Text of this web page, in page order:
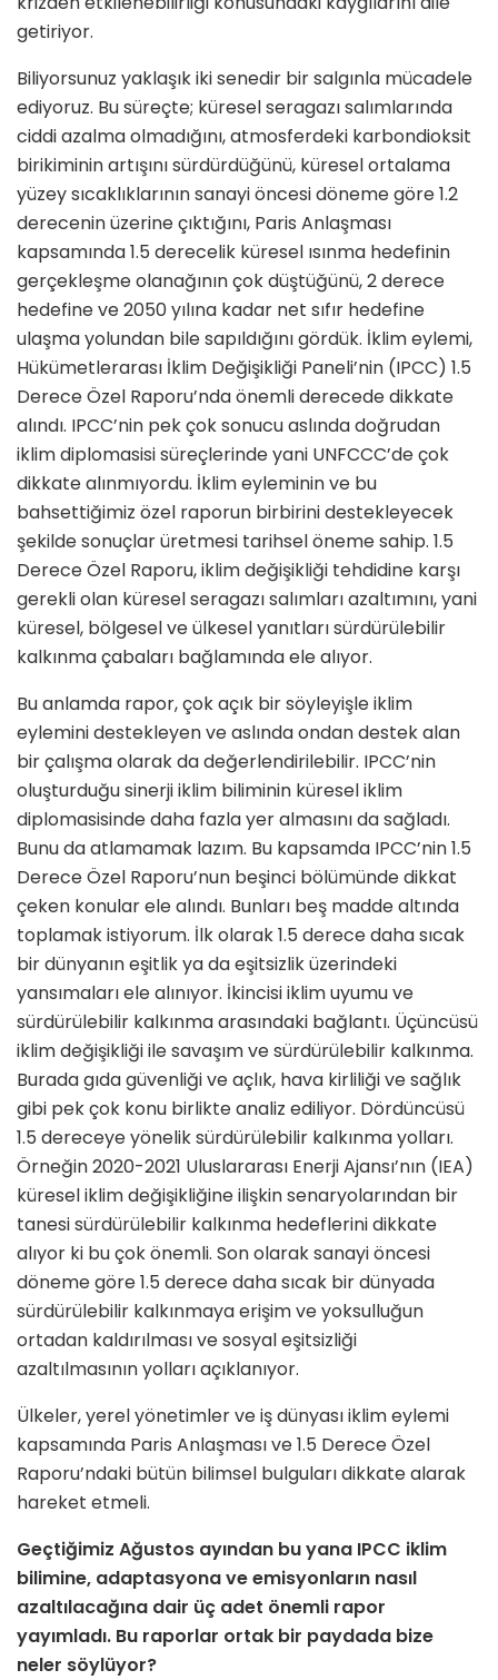
getiriyor.
Biliyorsunuz yaklaşık iki senedir bir salgınla mücadele
ediyoruz. Bu süreçte; küresel seragazı salımlarında
ciddi azalma olmadığını, atmosferdeki karbondioksit
birikiminin artışını sürdürdüğünü, küresel ortalama
yüzey sıcaklıklarının sanayi öncesi döneme göre 1.2
derecenin üzerine çıktığını, Paris Anlaşması
kapsamında 1.5 derecelik küresel ısınma hedefinin
gerçekleşme olanağının çok düştüğünü, 2 derece
hedefine ve 2050 yılına kadar net sıfır hedefine
ulaşma yolundan bile sapıldığını gördük. İklim eylemi,
Hükümetlerarası İklim Değişikliği Paneli’nin (IPCC) 1.5
Derece Özel Raporu’nda önemli derecede dikkate
alındı. IPCC’nin pek çok sonucu aslında doğrudan
iklim diplomasisi süreçlerinde yani UNFCCC’de çok
dikkate alınmıyordu. İklim eyleminin ve bu
bahsettiğimiz özel raporun birbirini destekleyecek
şekilde sonuçlar üretmesi tarihsel öneme sahip. 1.5
Derece Özel Raporu, iklim değişikliği tehdidine karşı
gerekli olan küresel seragazı salımları azaltımını, yani
küresel, bölgesel ve ülkesel yanıtları sürdürülebilir
kalkınma çabaları bağlamında ele alıyor.
Bu anlamda rapor, çok açık bir söyleyişle iklim
eylemini destekleyen ve aslında ondan destek alan
bir çalışma olarak da değerlendirilebilir. IPCC’nin
oluşturduğu sinerji iklim biliminin küresel iklim
diplomasisinde daha fazla yer almasını da sağladı.
Bunu da atlamamak lazım. Bu kapsamda IPCC’nin 1.5
Derece Özel Raporu’nun beşinci bölümünde dikkat
çeken konular ele alındı. Bunları beş madde altında
toplamak istiyorum. İlk olarak 1.5 derece daha sıcak
bir dünyanın eşitlik ya da eşitsizlik üzerindeki
yansımaları ele alınıyor. İkincisi iklim uyumu ve
sürdürülebilir kalkınma arasındaki bağlantı. Üçüncüsü
iklim değişikliği ile savaşım ve sürdürülebilir kalkınma.
Burada gıda güvenliği ve açlık, hava kirliliği ve sağlık
gibi pek çok konu birlikte analiz ediliyor. Dördüncüsü
1.5 dereceye yönelik sürdürülebilir kalkınma yolları.
Örneğin 2020-2021 Uluslararası Enerji Ajansı’nın (IEA)
küresel iklim değişikliğine ilişkin senaryolarından bir
tanesi sürdürülebilir kalkınma hedeflerini dikkate
alıyor ki bu çok önemli. Son olarak sanayi öncesi
döneme göre 1.5 derece daha sıcak bir dünyada
sürdürülebilir kalkınmaya erişim ve yoksulluğun
ortadan kaldırılması ve sosyal eşitsizliği
azaltılmasının yolları açıklanıyor.
Ülkeler, yerel yönetimler ve iş dünyası iklim eylemi
kapsamında Paris Anlaşması ve 1.5 Derece Özel
Raporu’ndaki bütün bilimsel bulguları dikkate alarak
hareket etmeli.
Geçtiğimiz Ağustos ayından bu yana IPCC iklim
bilimine, adaptasyona ve emisyonların nasıl
azaltılacağına dair üç adet önemli rapor
yayımladı. Bu raporlar ortak bir paydada bize
neler söylüyor?